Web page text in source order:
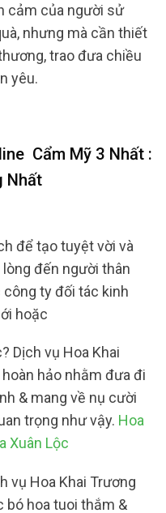
cảm của người sử
nhưng mà cần thiết
trao đưa chiều
yêu.
Cẩm Mỹ 3 Nhất :
Nhất
để tạo tuyệt vời và
đến người thân
ty đối tác kinh
hoặc
Dịch vụ Hoa Khai
hảo nhằm đưa đi
& mang về nụ cười
trọng như vậy. Hoa
Xuân Lộc
vụ Hoa Khai Trương
bó hoa tuoi thắm &